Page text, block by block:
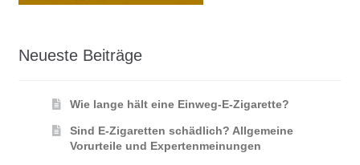
Neueste Beiträge
Wie lange hält eine Einweg-E-Zigarette?
Sind E-Zigaretten schädlich? Allgemeine
Vorurteile und Expertenmeinungen